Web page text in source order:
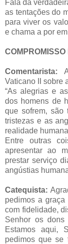
Fala da
as tentações do
para viver os
e chama a por
COMPROMISSO
Comentarista:
Vaticano II sobre
“As alegrias e
dos homens de
que sofrem, são
tristezas e as
realidade
Entre outras
apresentar ao
prestar serviço
angústias
Catequista:
pedimos a
com fidelidade,
Senhor os dons
Estamos aqui,
pedimos que